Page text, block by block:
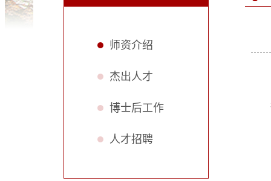
师资介绍
杰出人才
博士后工作
人才招聘